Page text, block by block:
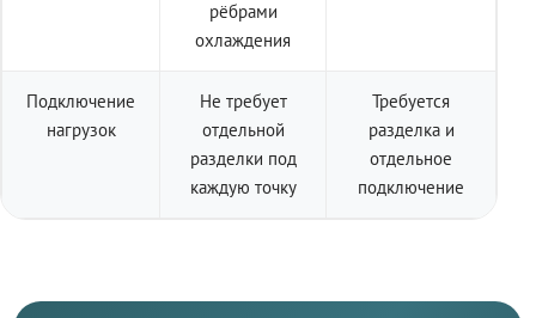
рёбрами
охлаждения
Подключение
нагрузок
Не требует
отдельной
разделки под
каждую точку
Требуется
разделка и
отдельное
подключение